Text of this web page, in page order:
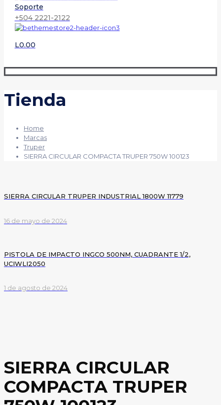
Soporte
+504 2221-2122
L0.00
Tienda
Home
Marcas
Truper
SIERRA CIRCULAR COMPACTA TRUPER 750W 100123
SIERRA CIRCULAR TRUPER INDUSTRIAL 1800W 11779
16 de mayo de 2024
PISTOLA DE IMPACTO INGCO 500NM, CUADRANTE 1/2,
UCIWLI2050
1 de agosto de 2024
SIERRA CIRCULAR
COMPACTA TRUPER